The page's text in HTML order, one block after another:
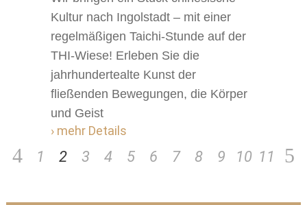
Kultur nach Ingolstadt – mit einer
regelmäßigen Taichi-Stunde auf der
THI-Wiese! Erleben Sie die
jahrhundertealte Kunst der
fließenden Bewegungen, die Körper
und Geist
› mehr Details
1 2 3 4 5 6 7 8 9 10 11